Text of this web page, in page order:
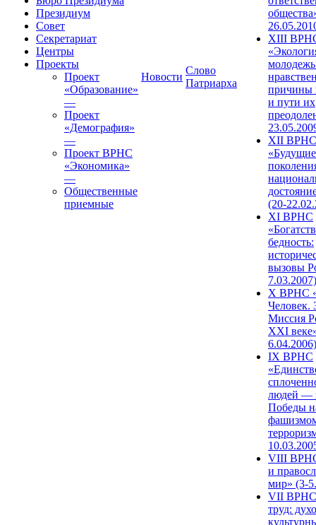
Президиум
Совет
Секретариат
Центры
Проекты
Проект
«Образование»
—
Проект
«Демография»
—
Проект ВРНС
«Экономика»
—
Общественные
приемные
Новости
Слово
Патриарха
XIII
причины
и пути их
XII ВРНС
«Будущие
(20-
XI ВРНС
бедность:
вызовы
7.03.2007)
X ВРНС
Человек.
Миссия
XXI
6.04.2006)
IX ВРНС
людей —
Победы
VIII
и
мир» (3-
VII ВРНС
труд: